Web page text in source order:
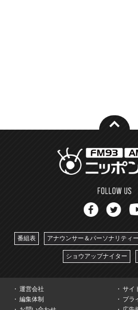
番組表 アナウンサー＆パーソナリティー
ショウアップナイター
運営会社
サイ
編集体制
プラ